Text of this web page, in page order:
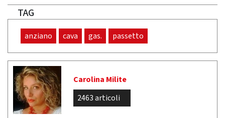
TAG
anziano cava gas. passetto
Carolina Milite
2463 articoli